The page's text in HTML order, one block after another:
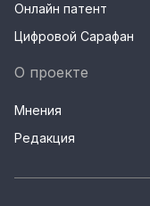
Онлайн патент
Цифровой Сарафан
О проекте
Мнения
Редакция